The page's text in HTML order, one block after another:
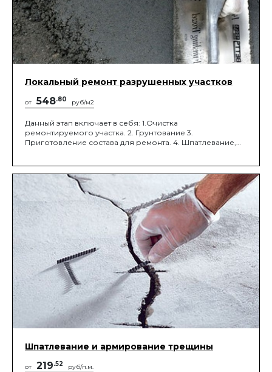
Локальный ремонт разрушенных участков
от 548.80 руб/м2
Данный этап включает в себя: 1.Очистка
ремонтируемого участка. 2. Грунтование 3.
Приготовление состава для ремонта. 4. Шпатлевание,
Шпатлевание и армирование трещины
от 219.52 руб/п.м.